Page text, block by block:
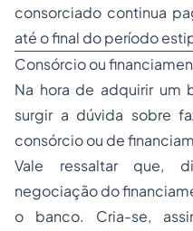
consorciado continua
até o final do período
Consórcio ou
Na hora de adquirir um
surgir a dúvida sobre
consórcio ou de
Vale ressaltar que,
negociação do
o banco. Cria-se,